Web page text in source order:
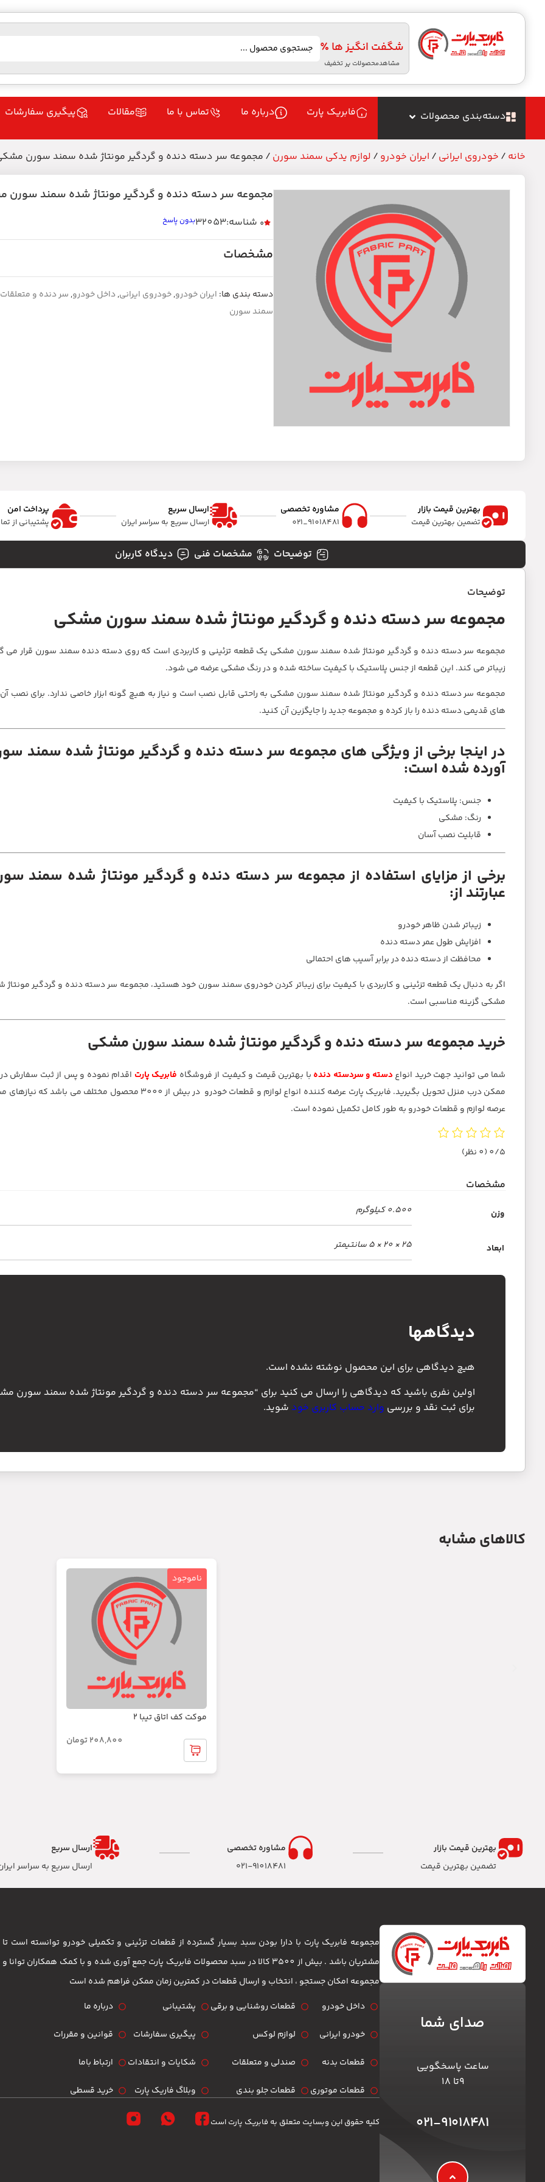
شگفت انگیز ها ٪
مشاهدمحصولات پر تخفیف
دسته‌بندی محصولات فابریک پارت درباره ما تماس با ما مقالات پیگیری سفارشات
خانه / خودروی ایرانی / ایران خودرو / لوازم یدکی سمند سورن / مجموعه سر دسته دنده و گردگیر مونتاژ شده سمند سورن
مجموعه سر دسته دنده و گردگیر مونتاژ شده سمند
0 شناسه:32053 بدون پاسخ
مشخصات
دسته بندی ها: ایران خودرو,خودروی ایرانی,داخل خودرو,سر دنده و متعلقات
سمند سورن
بهترین قیمت بازار
تضمین بهترین قیمت
مشاوره تخصصی
91018481_021
ارسال سریع
ارسال سریع به سراسر ایران
پرداخت امن
پشتیبانی از
توضیحات مشخصات فنی دیدگاه کاربران
توضیحات
مجموعه سر دسته دنده و گردگیر مونتاژ شده سمند سورن مشکی
مجموعه سر دسته دنده و گردگیر مونتاژ شده سمند سورن مشکی یک قطعه تزئینی و کاربردی است که روی دسته دنده سمند سورن قرار می
زیباتر می کند. این قطعه از جنس پلاستیک با کیفیت ساخته شده و در رنگ مشکی عرضه می شود.
مجموعه سر دسته دنده و گردگیر مونتاژ شده سمند سورن مشکی به راحتی قابل نصب است و نیاز به هیچ گونه ابزار خاصی ندارد. برای نصب
های قدیمی دسته دنده را باز کرده و مجموعه جدید را جایگزین آن کنید.
در اینجا برخی از ویژگی های مجموعه سر دسته دنده و گردگیر مونتاژ شده سمند
آورده شده است:
جنس: پلاستیک با کیفیت
رنگ: مشکی
قابلیت نصب آسان
برخی از مزایای استفاده از مجموعه سر دسته دنده و گردگیر مونتاژ شده سمند
عبارتند از:
زیباتر شدن ظاهر خودرو
افزایش طول عمر دسته دنده
محافظت از دسته دنده در برابر آسیب های احتمالی
اگر به دنبال یک قطعه تزئینی و کاربردی با کیفیت برای زیباتر کردن خودروی سمند سورن خود هستید، مجموعه سر دسته دنده و گردگیر
مشکی گزینه مناسبی است.
خرید مجموعه سر دسته دنده و گردگیر مونتاژ شده سمند سورن مشکی
شما می توانید جهت خرید انواع دسته و سردسته دنده با بهترین قیمت و کیفیت از فروشگاه فابریک پارت اقدام نموده و پس از ثبت سفارش
ممکن درب منزل تحویل بگیرید. فابریک پارت عرضه کننده انواع لوازم و قطعات خودرو در بیش از 3000
عرصه لوازم و قطعات خودرو به طور کامل تکمیل نموده است.
0/5 (0 نظر)
مشخصات
وزن 0.500 کیلوگرم
ابعاد 25 × 20 × 5 سانتیمتر
دیدگاهها
هیچ دیدگاهی برای این محصول نوشته نشده است.
اولین نفری باشید که دیدگاهی را ارسال می کنید برای “مجموعه سر دسته دنده و گردگیر مونتاژ شده سمند سورن
برای ثبت نقد و بررسی وارد حساب کاربری خود شوید.
کالاهای مشابه
ناموجود
موکت کف اتاق تیبا 2
208,800 تومان
بهترین قیمت بازار
تضمین بهترین قیمت
مشاوره تخصصی
۰۲۱-91018481
ارسال سریع
ارسال سریع به سراسر
صدای شما
ساعت پاسخگویی
۹تا ۱۸
۰۲۱-۹۱۰۱۸۴۸۱
مجموعه فابریک پارت با دارا بودن سبد بسیار گسترده از قطعات تزئینی و تکمیلی خودرو توانسته
مشتریان باشد . بیش از 3500 کالا در سبد محصولات فابریک پارت جمع آوری شده و با کمک همکاران
مجموعه امکان جستجو ، انتخاب و ارسال قطعات در کمترین زمان ممکن فراهم شده است
داخل خودرو
خودرو ایرانی
قطعات بدنه
قطعات موتوری
قطعات روشنایی و برقی
لوازم لوکس
صندلی و متعلقات
قطعات جلو بندی
پشتیبانی
پیگیری سفارشات
شکایات و انتقادات
وبلاگ فاریک پارت
درباره ما
قوانین و مقررات
ارتباط باما
خرید قسطی
کلیه حقوق این وبسایت متعلق به فابریک پارت است